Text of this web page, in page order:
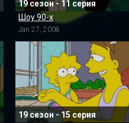
19 сезон - 11 серия
Шоу 90-х
Jan 27, 2008
19 сезон - 15 серия